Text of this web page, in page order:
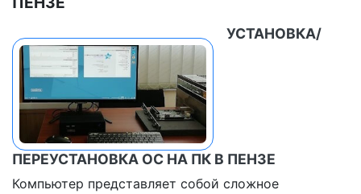
УСТАНОВКА/
ПЕРЕУСТАНОВКА ОС НА ПК В ПЕНЗЕ
Компьютер представляет собой сложное